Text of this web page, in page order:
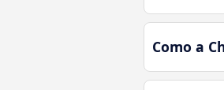
Como a